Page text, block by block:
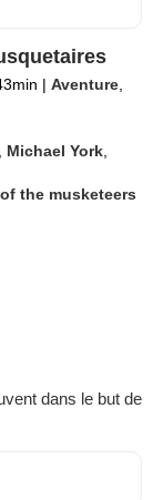
| Aventure
Michael York
the musketeers
dans le but de